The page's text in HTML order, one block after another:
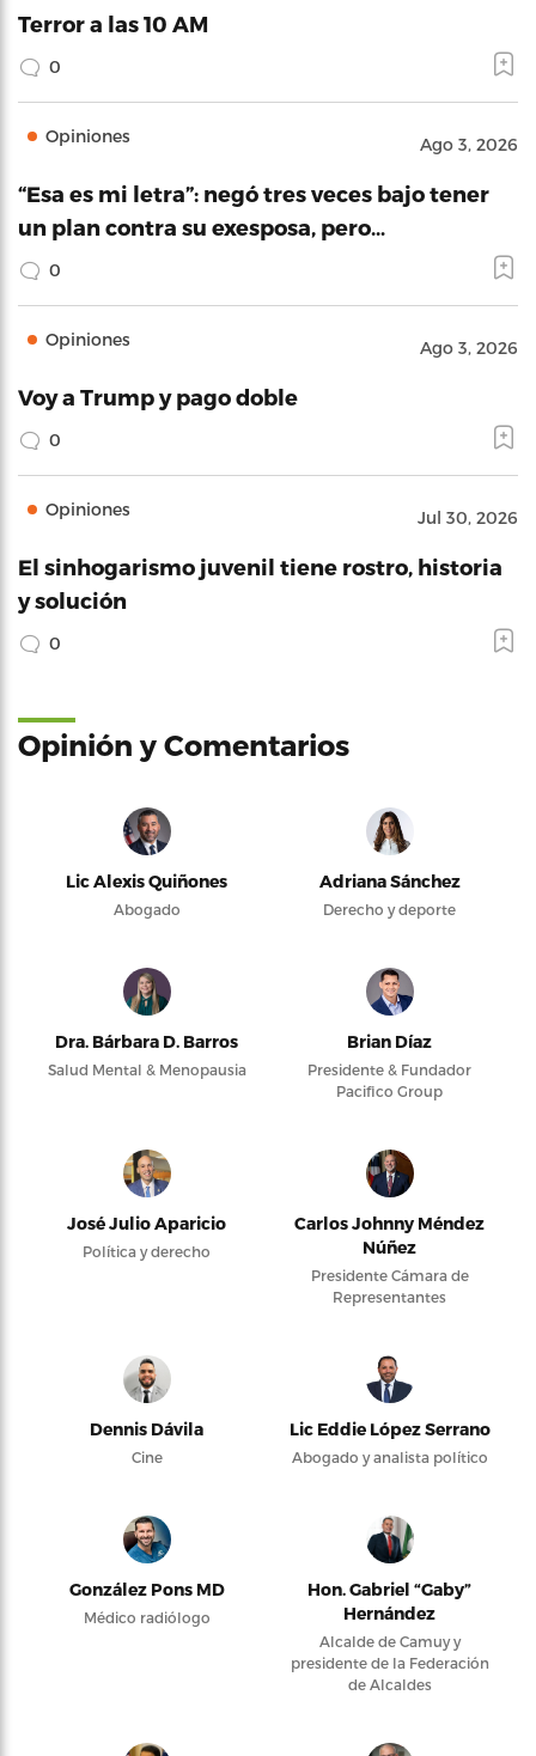
Terror a las 10 AM
0
Opiniones Ago 3, 2026
“Esa es mi letra”: negó tres veces bajo tener
un plan contra su exesposa, pero…
0
Opiniones Ago 3, 2026
Voy a Trump y pago doble
0
Opiniones Jul 30, 2026
El sinhogarismo juvenil tiene rostro, historia
y solución
0
Opinión y Comentarios
Lic Alexis Quiñones
Abogado
Adriana Sánchez
Derecho y deporte
Dra. Bárbara D. Barros
Salud Mental & Menopausia
Brian Díaz
Presidente & Fundador
Pacifico Group
José Julio Aparicio
Política y derecho
Carlos Johnny Méndez
Núñez
Presidente Cámara de
Representantes
Dennis Dávila
Cine
Lic Eddie López Serrano
Abogado y analista político
González Pons MD
Médico radiólogo
Hon. Gabriel “Gaby”
Hernández
Alcalde de Camuy y
presidente de la Federación
de Alcaldes